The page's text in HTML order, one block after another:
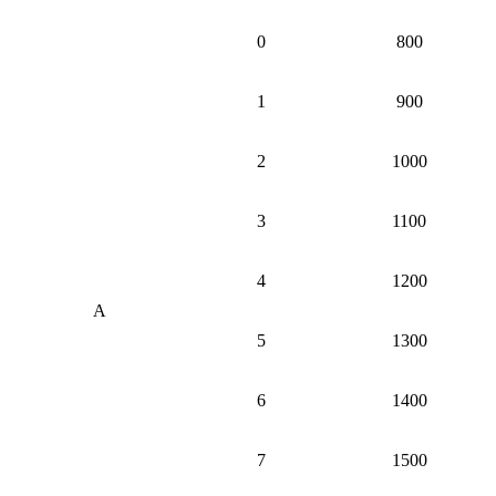
А
0 800
1 900
2 1000
3 1100
4 1200
5 1300
6 1400
7 1500